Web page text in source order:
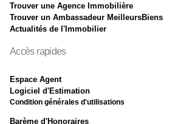
Trouver une Agence Immobilière
Trouver un Ambassadeur MeilleursBiens
Actualités de l'Immobilier
Accès rapides
Espace Agent
Logiciel d'Estimation
Condition générales d'utilisations
Barème d'Honoraires